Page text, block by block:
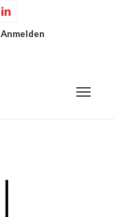
Anmelden